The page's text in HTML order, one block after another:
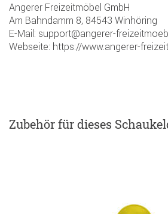
Angerer Freizeitmöbel GmbH
Am Bahndamm 8, 84543 Winhöring
E-Mail: support@angerer-
Webseite: https://www.angerer-
Zubehörfür dieses